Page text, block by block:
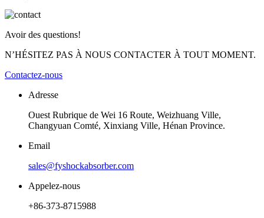
Avoir des questions!
N’HÉSITEZ PAS À NOUS CONTACTER À TOUT MOMENT.
Contactez-nous
Adresse
Ouest Rubrique de Wei 16 Route, Weizhuang Ville,
Changyuan Comté, Xinxiang Ville, Hénan Province.
Email
sales@fyshockabsorber.com
Appelez-nous
+86-373-8715988